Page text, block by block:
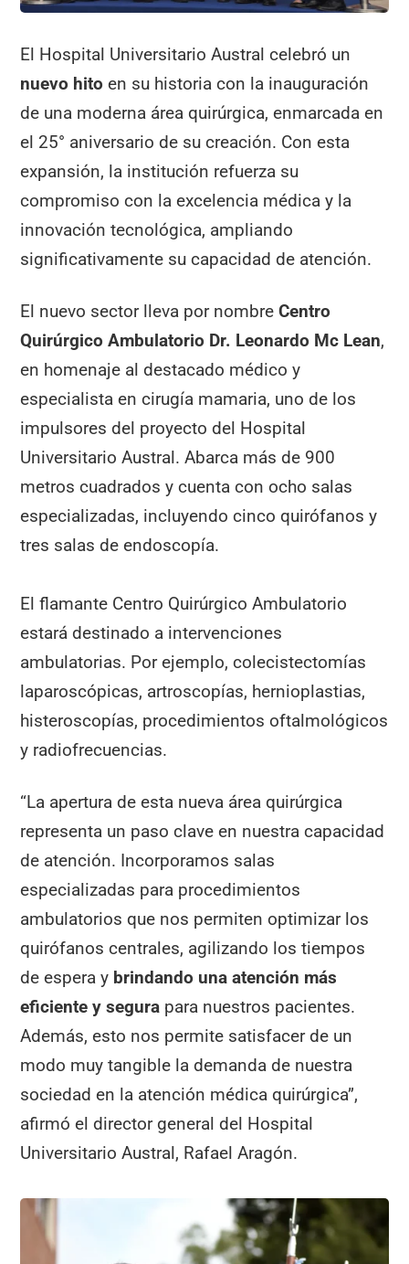
El Hospital Universitario Austral celebró un
nuevo hito en su historia con la inauguración
de una moderna área quirúrgica, enmarcada en
el 25° aniversario de su creación. Con esta
expansión, la institución refuerza su
compromiso con la excelencia médica y la
innovación tecnológica, ampliando
significativamente su capacidad de atención.
El nuevo sector lleva por nombreCentro
Quirúrgico Ambulatorio Dr. Leonardo Mc Lean,
en homenaje al destacado médico y
especialista en cirugía mamaria, uno de los
impulsores del proyecto del Hospital
Universitario Austral. Abarca más de 900
metros cuadrados y cuenta con ocho salas
especializadas, incluyendo cinco quirófanos y
tres salas de endoscopía.
El flamante Centro Quirúrgico Ambulatorio
estará destinado a intervenciones
ambulatorias. Por ejemplo, colecistectomías
laparoscópicas, artroscopías, hernioplastias,
histeroscopías, procedimientos oftalmológicos
y radiofrecuencias.
“La apertura de esta nueva área quirúrgica
representa un paso clave en nuestra capacidad
de atención. Incorporamos salas
especializadas para procedimientos
ambulatorios que nos permiten optimizar los
quirófanos centrales, agilizando los tiempos
de espera y brindando una atención más
eficiente y segura para nuestros pacientes.
Además, esto nos permite satisfacer de un
modo muy tangible la demanda de nuestra
sociedad en la atención médica quirúrgica”,
afirmó el director general del Hospital
Universitario Austral, Rafael Aragón.